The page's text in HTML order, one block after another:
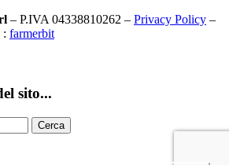
– P.IVA 04338810262 – Privacy Policy –
: farmerbit
sito...